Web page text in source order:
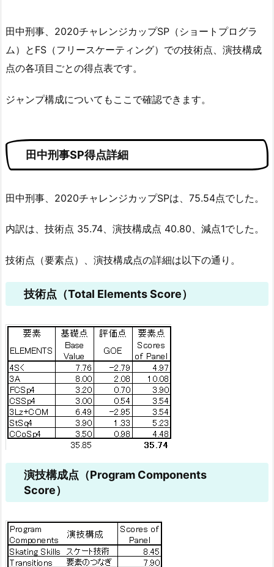
田中刑事、2020チャレンジカップSP（ショートプログラ
ム）とFS（フリースケーティング）での技術点、演技構成
点の各項目ごとの得点表です。
ジャンプ構成についてもここで確認できます。
田中刑事SP得点詳細
田中刑事、2020チャレンジカップSPは、75.54点でした。
内訳は、技術点 35.74、演技構成点 40.80、減点1でした。
技術点（要素点）、演技構成点の詳細は以下の通り。
技術点（Total Elements Score）
演技構成点（Program Components
Score）